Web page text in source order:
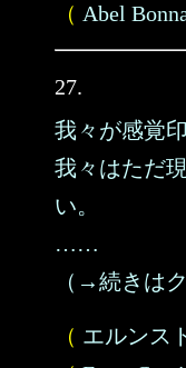
（ Abel
27.
我々が感覚
我々はただ
い。
……
（→続きは
（ エルンス